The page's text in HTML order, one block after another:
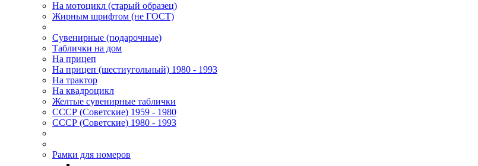
На мотоцикл (старый образец)
Жирным шрифтом (не ГОСТ)
Сувенирные (подарочные)
Таблички на дом
На прицеп
На прицеп (шестиугольный) 1980 - 1993
На трактор
На квадроцикл
Желтые сувенирные таблички
СССР (Советские) 1959 - 1980
СССР (Советские) 1980 - 1993
Рамки для номеров